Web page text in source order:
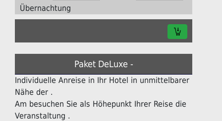
Übernachtung
Paket DeLuxe -
Individuelle Anreise in Ihr Hotel in unmittelbarer
Nähe der .
Am besuchen Sie als Höhepunkt Ihrer Reise die
Veranstaltung .